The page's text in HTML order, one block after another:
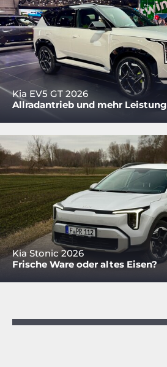
Kia EV5 GT 2026
Allradantrieb und mehr Leistung
Kia Stonic 2026
Frische Ware oder altes Eisen?